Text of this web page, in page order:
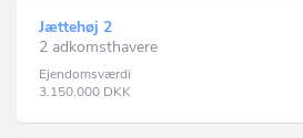
Jættehøj 2
2 adkomsthavere
Ejendomsværdi
3.150.000 DKK